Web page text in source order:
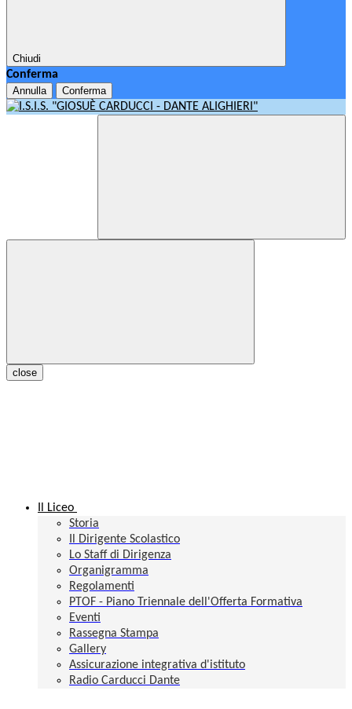
Chiudi
Conferma
Annulla Conferma
close
Il Liceo
Storia
Il Dirigente Scolastico
Lo Staff di Dirigenza
Organigramma
Regolamenti
PTOF - Piano Triennale dell'Offerta Formativa
Eventi
Rassegna Stampa
Gallery
Assicurazione integrativa d'istituto
Radio Carducci Dante